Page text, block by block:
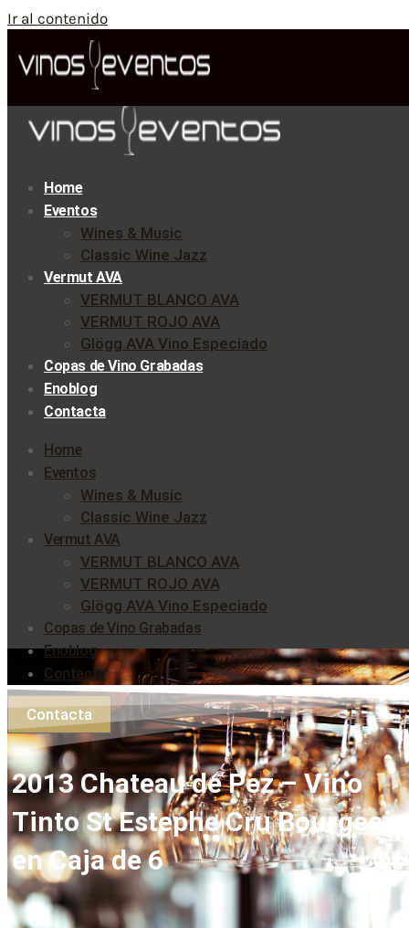
Ir al contenido
Home
Eventos
Wines & Music
Classic Wine Jazz
Vermut AVA
VERMUT BLANCO AVA
VERMUT ROJO AVA
Glögg AVA Vino Especiado
Copas de Vino Grabadas
Enoblog
Contacta
Home
Eventos
Wines & Music
Classic Wine Jazz
Vermut AVA
VERMUT BLANCO AVA
VERMUT ROJO AVA
Glögg AVA Vino Especiado
Copas de Vino Grabadas
Enoblog
Contacta
Contacta
2013 Chateau de Pez – Vino
Tinto St Estephe Cru Bourgeois
en Caja de 6